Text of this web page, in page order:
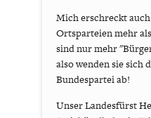
Mich erschreckt
Ortsparteien mehr
sind nur mehr
also wenden sie sich
Bundespartei ab!
Unser Landesfürst